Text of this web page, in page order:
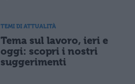
TEMI DI ATTUALITÀ
Tema sul lavoro, ieri e
oggi: scopri i nostri
suggerimenti